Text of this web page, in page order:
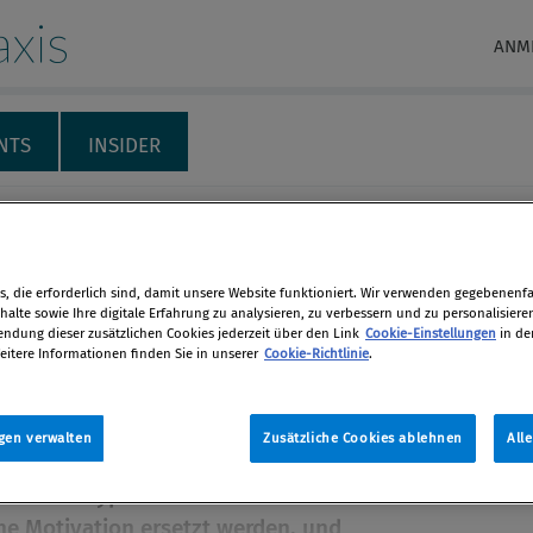
INSIDER
und die Latenz
verwässert zu werden oder sich
illegitimer Regeln spannen zu
kann Hyper-Prävention durch
die erforderlich sind, damit unsere Website funktioniert. Wir verwenden
sowie Ihre digitale Erfahrung zu analysieren, zu verbessern und zu
dieser zusätzlichen Cookies jederzeit über den Link Cookie-Einstellungen in
Informationen finden Sie in unserer Cookie-Richtlinie.
Zusätzliche Cookies ablehnen
verwalten